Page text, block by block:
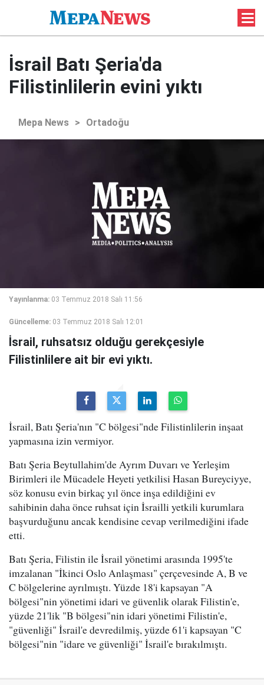
İsrail Batı Şeria'da
Filistinlilerin evini yıktı
Mepa News > Ortadoğu
Yayınlanma: 03 Temmuz 2018 Salı 11:56
Güncelleme: 03 Temmuz 2018 Salı 12:01
İsrail, ruhsatsız olduğu gerekçesiyle
Filistinlilere ait bir evi yıktı.
İsrail, Batı Şeria'nın "C bölgesi"nde Filistinlilerin inşaat
yapmasına izin vermiyor.
Batı Şeria Beytullahim'de Ayrım Duvarı ve Yerleşim
Birimleri ile Mücadele Heyeti yetkilisi Hasan Bureyciyye,
söz konusu evin birkaç yıl önce inşa edildiğini ev
sahibinin daha önce ruhsat için İsrailli yetkili kurumlara
başvurduğunu ancak kendisine cevap verilmediğini ifade
etti.
Batı Şeria, Filistin ile İsrail yönetimi arasında 1995'te
imzalanan "İkinci Oslo Anlaşması" çerçevesinde A, B ve
C bölgelerine ayrılmıştı. Yüzde 18'i kapsayan "A
bölgesi"nin yönetimi idari ve güvenlik olarak Filistin'e,
yüzde 21'lik "B bölgesi"nin idari yönetimi Filistin'e,
"güvenliği" İsrail'e devredilmiş, yüzde 61'i kapsayan "C
bölgesi"nin "idare ve güvenliği" İsrail'e bırakılmıştı.